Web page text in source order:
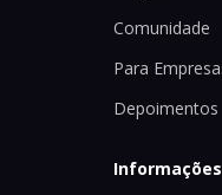
Comunidade
Para
Depoimentos
Informações